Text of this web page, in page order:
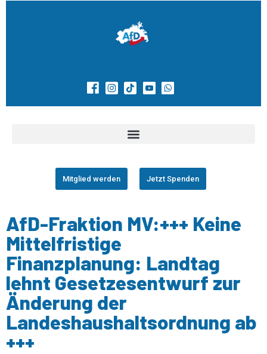
Mitglied werden Jetzt Spenden
AfD-Fraktion MV:+++ Keine
Mittelfristige
Finanzplanung: Landtag
lehnt Gesetzesentwurf zur
Änderung der
Landeshaushaltsordnung ab
+++